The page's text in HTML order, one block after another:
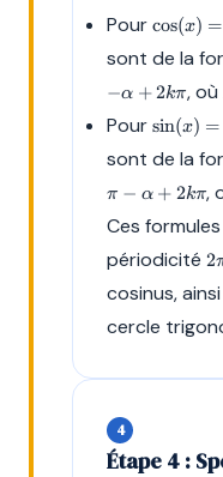
Pour \cos(x)
cos(x) =
sont de la
−α +2kπ, où
Pour \sin(x)
sin(x) =
sont de la
π − α + 2kπ,
Ces
périodicité 2
cosinus,
cercle
4
Étape 4 :